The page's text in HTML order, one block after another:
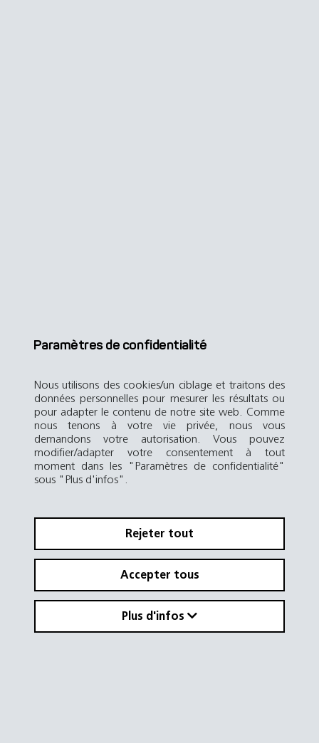
Paramètres de confidentialité
Nous utilisons des cookies/un ciblage et traitons des
données personnelles pour mesurer les résultats ou
pour adapter le contenu de notre site web. Comme
nous tenons à votre vie privée, nous vous
demandons votre autorisation. Vous pouvez
modifier/adapter votre consentement à tout
moment dans les "Paramètres de confidentialité"
sous "Plus d'infos".
Rejeter tout
Accepter tous
Plus d'infos